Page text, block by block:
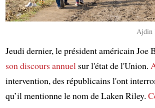
Ajdin
Jeudi dernier, le président américain Joe
son discours annuel sur l'état de l'Union.
intervention, des républicains l'ont
qu’il mentionne le nom de Laken Riley.